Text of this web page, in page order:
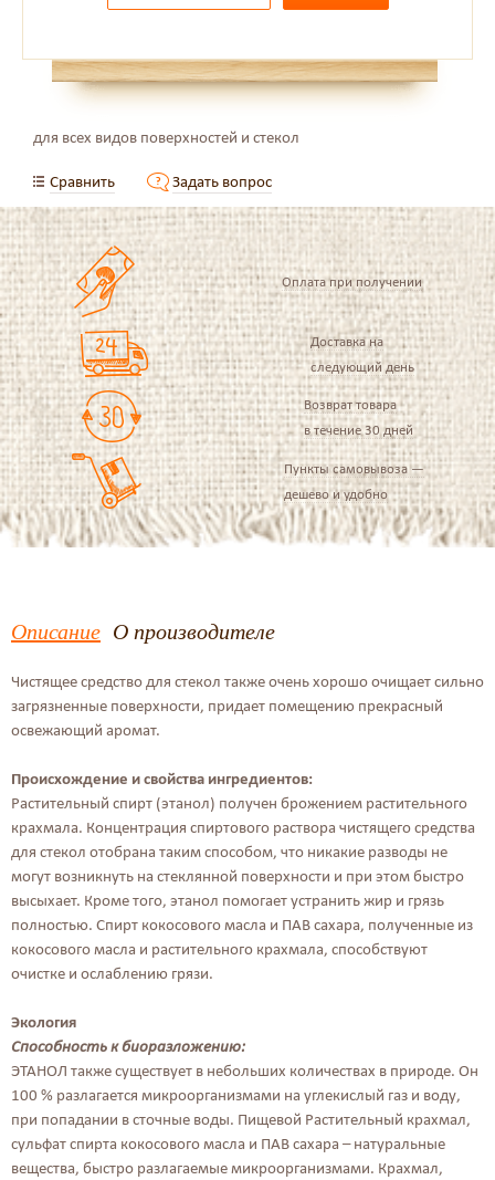
для всех видов поверхностей и стекол
Сравнить Задать вопрос
Оплата при получении
Доставка на
следующий день
Возврат товара
в течение 30 дней
Пункты самовывоза —
дешево и удобно
Описание О производителе
Чистящее средство для стекол также очень хорошо очищает сильно
загрязненные поверхности, придает помещению прекрасный
освежающий аромат.
Происхождение и свойства ингредиентов:
Растительный спирт (этанол) получен брожением растительного
крахмала. Концентрация спиртового раствора чистящего средства
для стекол отобрана таким способом, что никакие разводы не
могут возникнуть на стеклянной поверхности и при этом быстро
высыхает. Кроме того, этанол помогает устранить жир и грязь
полностью. Спирт кокосового масла и ПАВ сахара, полученные из
кокосового масла и растительного крахмала, способствуют
очистке и ослаблению грязи.
Экология
Способность к биоразложению:
ЭТАНОЛ также существует в небольших количествах в природе. Он
100 % разлагается микроорганизмами на углекислый газ и воду,
при попадании в сточные воды. Пищевой Растительный крахмал,
сульфат спирта кокосового масла и ПАВ сахара – натуральные
вещества, быстро разлагаемые микроорганизмами. Крахмал,